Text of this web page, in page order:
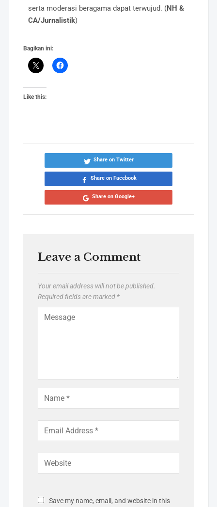
serta moderasi beragama dapat terwujud. (NH &
CA/Jurnalistik)
Bagikan ini:
Like this:
Share on Twitter
Share on Facebook
Share on Google+
Leave a Comment
Your email address will not be published.
Required fields are marked *
Save my name, email, and website in this